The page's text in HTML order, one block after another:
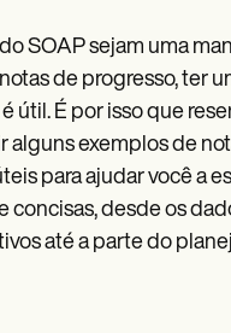
SOAP sejam uma
de progresso, ter
útil. É por isso que
alguns exemplos de
para ajudar você a
concisas, desde os
até a parte do